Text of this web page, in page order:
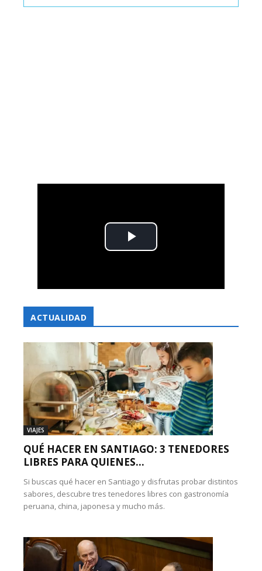
ACTUALIDAD
VIAJES
QUÉ HACER EN SANTIAGO: 3 TENEDORES
LIBRES PARA QUIENES...
Si buscas qué hacer en Santiago y disfrutas probar distintos
sabores, descubre tres tenedores libres con gastronomía
peruana, china, japonesa y mucho más.